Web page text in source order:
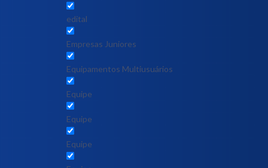
edital
Empresas Juniores
Equipamentos Multiusuários
Equipe
Equipe
Equipe